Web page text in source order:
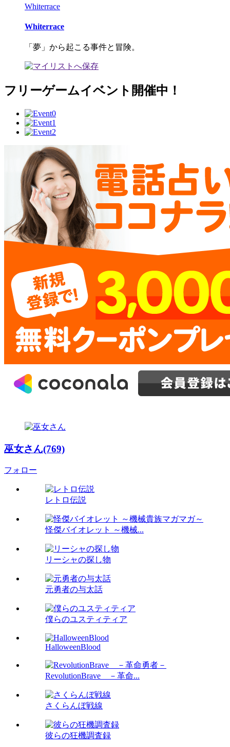
Whiterrace
Whiterrace
「夢」から起こる事件と冒険。
フリーゲームイベント開催中！
巫女さん(769)
フォロー
レトロ伝説
怪傑バイオレット ～機械...
リーシャの探し物
元勇者の与太話
僕らのユスティティア
HalloweenBlood
RevolutionBrave －革命...
さくらんぼ戦線
彼らの狂機調査録